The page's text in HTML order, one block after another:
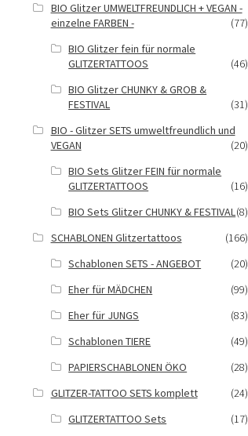
BIO Glitzer UMWELTFREUNDLICH + VEGAN -
einzelne FARBEN -
(77)
BIO Glitzer fein für normale
GLITZERTATTOOS
(46)
BIO Glitzer CHUNKY & GROB &
FESTIVAL
(31)
BIO - Glitzer SETS umweltfreundlich und
VEGAN
(20)
BIO Sets Glitzer FEIN für normale
GLITZERTATTOOS
(16)
BIO Sets Glitzer CHUNKY & FESTIVAL(8)
SCHABLONEN Glitzertattoos
(166)
Schablonen SETS - ANGEBOT
(20)
Eher für MÄDCHEN
(99)
Eher für JUNGS
(83)
Schablonen TIERE
(49)
PAPIERSCHABLONEN ÖKO
(28)
GLITZER-TATTOO SETS komplett
(24)
GLITZERTATTOO Sets
(17)